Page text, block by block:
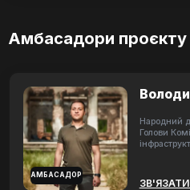
Амбасадори проєкту
АМБАСАДОР
Народний
Голови